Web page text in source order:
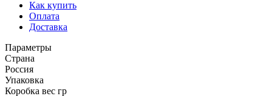
Как купить
Оплата
Доставка
Параметры
Страна
Россия
Упаковка
Коробка вес гр